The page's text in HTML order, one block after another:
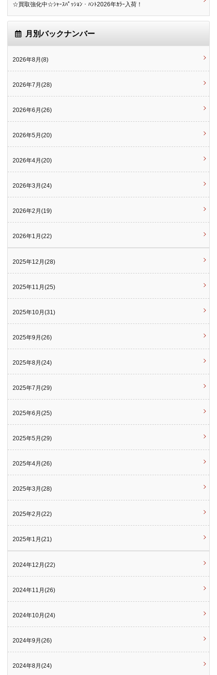
☆買取強化中☆ｼｬｰｽﾊﾟｯｼｮﾝ・ﾊﾝﾄ2026年ｶﾗｰ入荷！
月別バックナンバー
2026年8月(8)
2026年7月(28)
2026年6月(26)
2026年5月(20)
2026年4月(20)
2026年3月(24)
2026年2月(19)
2026年1月(22)
2025年12月(28)
2025年11月(25)
2025年10月(31)
2025年9月(26)
2025年8月(24)
2025年7月(29)
2025年6月(25)
2025年5月(29)
2025年4月(26)
2025年3月(28)
2025年2月(22)
2025年1月(21)
2024年12月(22)
2024年11月(26)
2024年10月(24)
2024年9月(26)
2024年8月(24)